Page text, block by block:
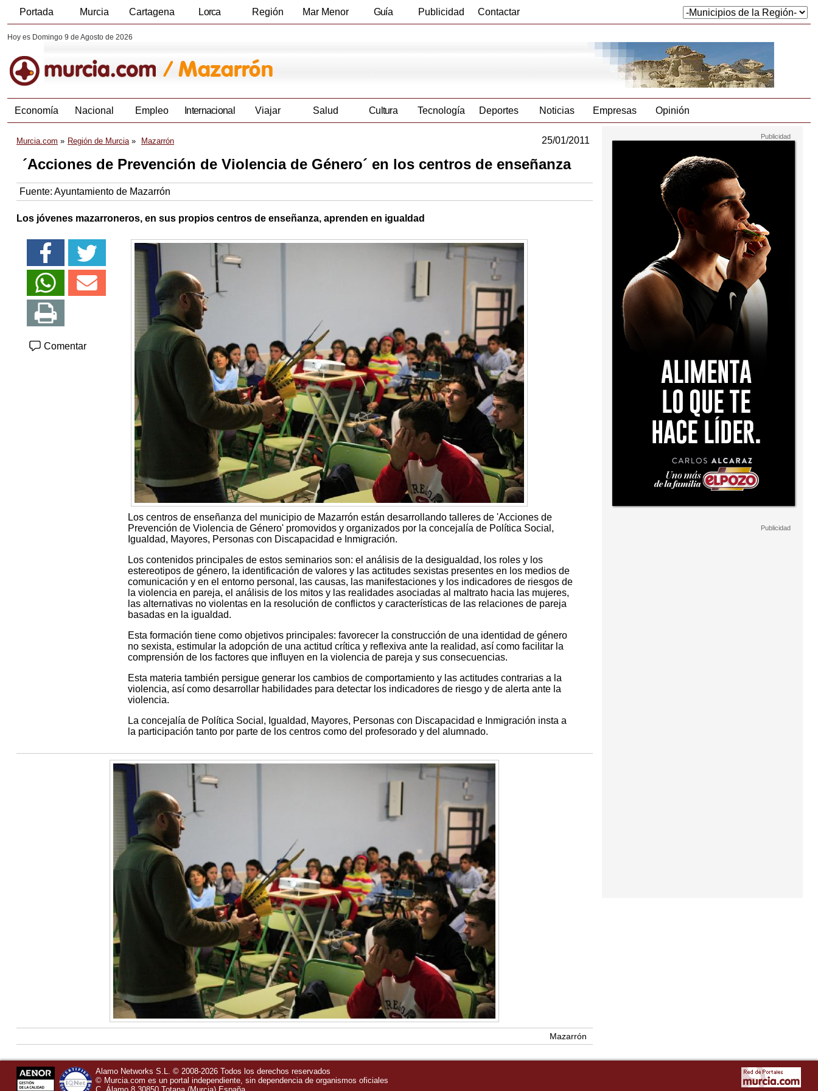
Portada Murcia Cartagena Lorca Región Mar Menor Guía Publicidad Contactar
Hoy es Domingo 9 de Agosto de 2026
Economía Nacional Empleo Internacional Viajar Salud Cultura Tecnología Deportes Noticias Empresas Opinión
Murcia.com Región de Murcia Mazarrón 25/01/2011
´Acciones de Prevención de Violencia de Género´ en los centros de enseñanza
Fuente: Ayuntamiento de Mazarrón
Los jóvenes mazarroneros, en sus propios centros de enseñanza, aprenden en igualdad
Comentar
Los centros de enseñanza del municipio de Mazarrón están desarrollando talleres de 'Acciones de
Prevención de Violencia de Género' promovidos y organizados por la concejalía de Política Social,
Igualdad, Mayores, Personas con Discapacidad e Inmigración.
Los contenidos principales de estos seminarios son: el análisis de la desigualdad, los roles y los
estereotipos de género, la identificación de valores y las actitudes sexistas presentes en los medios de
comunicación y en el entorno personal, las causas, las manifestaciones y los indicadores de riesgos de
la violencia en pareja, el análisis de los mitos y las realidades asociadas al maltrato hacia las mujeres,
las alternativas no violentas en la resolución de conflictos y características de las relaciones de pareja
basadas en la igualdad.
Esta formación tiene como objetivos principales: favorecer la construcción de una identidad de género
no sexista, estimular la adopción de una actitud crítica y reflexiva ante la realidad, así como facilitar la
comprensión de los factores que influyen en la violencia de pareja y sus consecuencias.
Esta materia también persigue generar los cambios de comportamiento y las actitudes contrarias a la
violencia, así como desarrollar habilidades para detectar los indicadores de riesgo y de alerta ante la
violencia.
La concejalía de Política Social, Igualdad, Mayores, Personas con Discapacidad e Inmigración insta a
la participación tanto por parte de los centros como del profesorado y del alumnado.
Mazarrón
Alamo Networks S.L. © 2008-2026 Todos los derechos reservados
© Murcia.com es un portal independiente, sin dependencia de organismos oficiales